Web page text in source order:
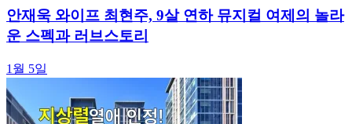
안재욱 와이프 최현주, 9살 연하 뮤지컬 여제의 놀라
운 스펙과 러브스토리
1월 5일